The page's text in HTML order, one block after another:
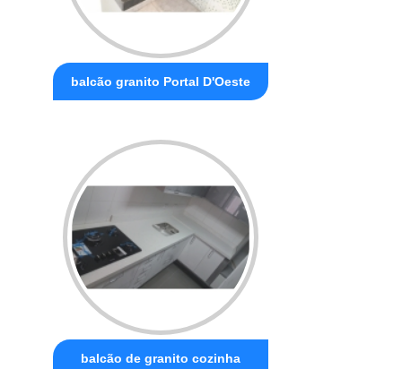
balcão granito Portal D'Oeste
balcão de granito cozinha